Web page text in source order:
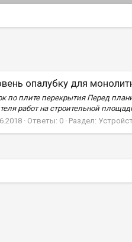
опалубку для
по плите перекрытия Перед
работ на строительной
Ответы: 0 Раздел: